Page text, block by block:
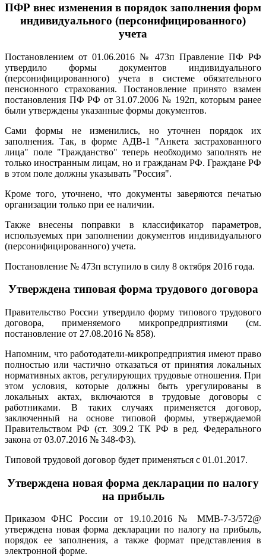
ПФР внес изменения в порядок заполнения форм
индивидуального (персонифицированного)
учета
Постановлением от 01.06.2016 № 473п Правление ПФ РФ
утвердило формы документов индивидуального
(персонифицированного) учета в системе обязательного
пенсионного страхования. Постановление принято взамен
постановления ПФ РФ от 31.07.2006 № 192п, которым ранее
были утверждены указанные формы документов.
Сами формы не изменились, но уточнен порядок их
заполнения. Так, в форме АДВ-1 "Анкета застрахованного
лица" поле "Гражданство" теперь необходимо заполнять не
только иностранным лицам, но и гражданам РФ. Граждане РФ
в этом поле должны указывать "Россия".
Кроме того, уточнено, что документы заверяются печатью
организации только при ее наличии.
Также внесены поправки в классификатор параметров,
используемых при заполнении документов индивидуального
(персонифицированного) учета.
Постановление № 473п вступило в силу 8 октября 2016 года.
Утверждена типовая форма трудового договора
Правительство России утвердило форму типового трудового
договора, применяемого микропредприятиями (см.
постановление от 27.08.2016 № 858).
Напомним, что работодатели-микропредприятия имеют право
полностью или частично отказаться от принятия локальных
нормативных актов, регулирующих трудовые отношения. При
этом условия, которые должны быть урегулированы в
локальных актах, включаются в трудовые договоры с
работниками. В таких случаях применяется договор,
заключенный на основе типовой формы, утверждаемой
Правительством РФ (ст. 309.2 ТК РФ в ред. Федерального
закона от 03.07.2016 № 348-ФЗ).
Типовой трудовой договор будет применяться с 01.01.2017.
Утверждена новая форма декларации по налогу
на прибыль
Приказом ФНС России от 19.10.2016 № ММВ-7-3/572@
утверждена новая форма декларации по налогу на прибыль,
порядок ее заполнения, а также формат представления в
электронной форме.